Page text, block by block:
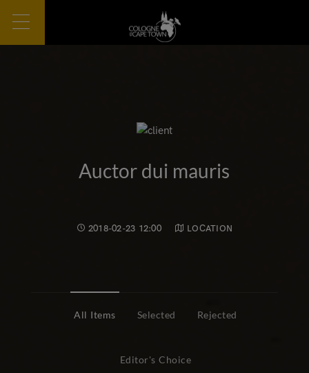
Auctor dui mauris
2018-02-23 12:00 LOCATION
All Items Selected Rejected
Editor's Choice